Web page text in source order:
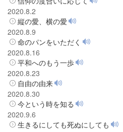
2020.8.2
縦の愛、横の愛
2020.8.9
命のパンをいただく
2020.8.16
平和へのもう一歩
2020.8.23
自由の由来
2020.8.30
今という時を知る
2020.9.6
生きるにしても死ぬにしても